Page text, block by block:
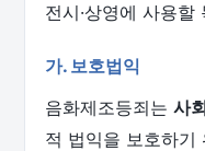
전시·상영에 사용
가. 보호법익
음화제조등죄는 사
적 법익을 보호하기